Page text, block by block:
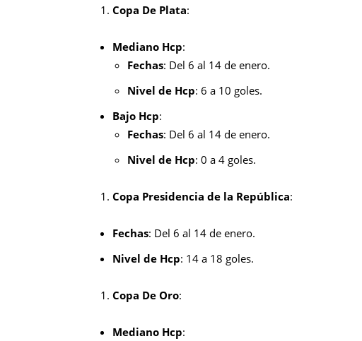
Copa De Plata:
Mediano Hcp:
Fechas: Del 6 al 14 de enero.
Nivel de Hcp: 6 a 10 goles.
Bajo Hcp:
Fechas: Del 6 al 14 de enero.
Nivel de Hcp: 0 a 4 goles.
Copa Presidencia de la República:
Fechas: Del 6 al 14 de enero.
Nivel de Hcp: 14 a 18 goles.
Copa De Oro:
Mediano Hcp: